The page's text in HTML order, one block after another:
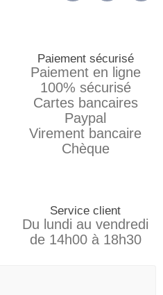
Paiement sécurisé
Paiement en ligne
100% sécurisé
Cartes bancaires
Paypal
Virement bancaire
Chèque
Service client
Du lundi au vendredi
de 14h00 à 18h30